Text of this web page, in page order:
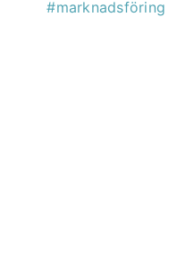
#marknadsföring